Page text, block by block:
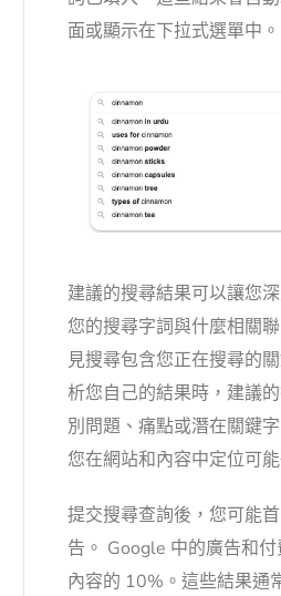
面或顯示在下拉式選單中。
建議的搜尋結果可以讓您
您的搜尋字詞與什麼相關
見搜尋包含您正在搜尋的
析您自己的結果時，建議
別問題、痛點或潛在關鍵
您在網站和內容中定位可
提交搜尋查詢後，您可能
告。 Google 中的廣告和
內容的 10%。這些結果通